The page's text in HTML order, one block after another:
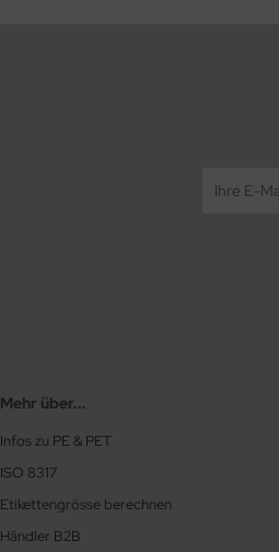
Mehr über...
Infos zu PE & PET
ISO 8317
Etikettengrösse berechnen
Händler B2B